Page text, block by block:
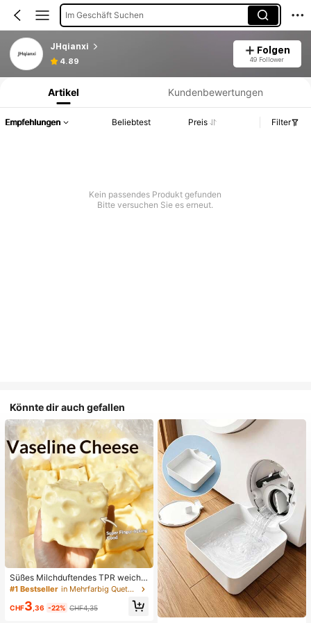
Im Geschäft Suchen
JHqianxi
4.89
Folgen
49 Follower
Produktinformation: Preisangabe, Verkaufs- und Lagerbestandsdetails.
Artikel Kundenbewertungen
Empfehlungen Beliebtest Preis Filter
Kein passendes Produkt gefunden
Bitte versuchen Sie es erneut.
Könnte dir auch gefallen
Süßes Milchduftendes TPR weiche
s quetschbares Dumpling-förmiges
Stressabbau-Spielzeug, 5cm niedli
ches lustiges Quetsch-Stressabbau
#1 Bestseller in Mehrfarbig Quetschspielzeug für Teenager
CHF3 ,36 -22% CHF4,35